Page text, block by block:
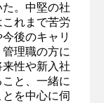
。中堅の社
これまで苦労
後のキャリ
理職の方に
性や新入社
こと、一緒に
を中心に伺